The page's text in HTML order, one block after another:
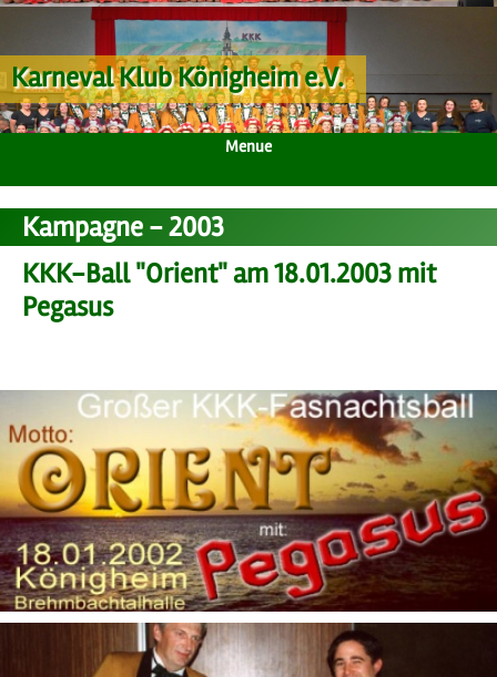
Karneval Klub Königheim e.V.
Menue
Kampagne - 2003
KKK-Ball "Orient" am 18.01.2003 mit
Pegasus